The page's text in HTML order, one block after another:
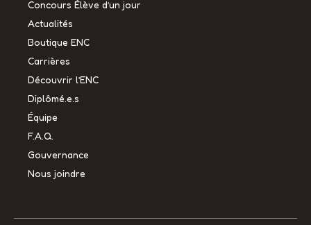
Concours Élève d’un jour
Actualités
Boutique ENC
Carrières
Découvrir l’ENC
Diplômé.e.s
Équipe
F.A.Q.
Gouvernance
Nous joindre